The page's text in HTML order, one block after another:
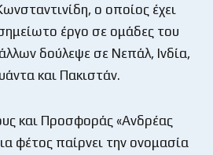
ο οποίος έχει
έργο σε ομάδες του
δούλεψε σε Νεπάλ, Ινδία,
και Πακιστάν.
και Προσφοράς «Ανδρέας
φέτος παίρνει την ονομασία